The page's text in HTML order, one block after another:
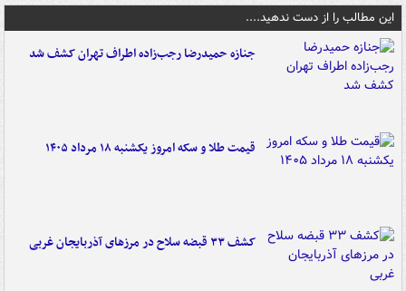
این مطالب را از دست ندهید....
جنازه حمیدرضا رجب‌زاده اطراف تهران کشف شد
قیمت طلا و سکه امروز یکشنبه ۱۸ مرداد ۱۴۰۵
کشف ۳۳ قبضه سلاح در مرزهای آذربایجان غربی